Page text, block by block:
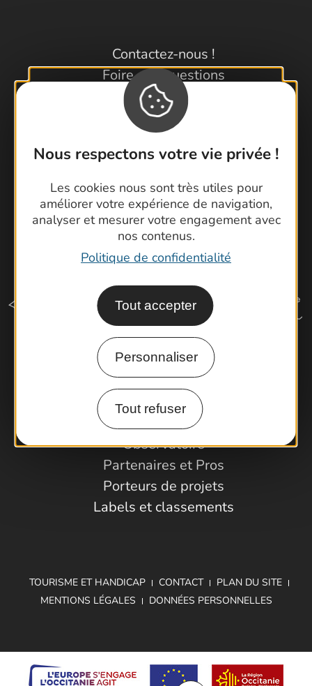
Nous respectons votre vie privée !
Les cookies nous sont très utiles pour
améliorer votre expérience de navigation,
analyser et mesurer votre engagement avec
nos contenus.
Politique de confidentialité
Tout accepter
Personnaliser
Tout refuser
Contactez-nous !
Foire aux questions
Brochures
Cartoguides et Topoguides
Latitude Gard
Espace Pro
Observatoire
Partenaires et Pros
Porteurs de projets
Labels et classements
TOURISME ET HANDICAP CONTACT
PLAN DU SITE
MENTIONS LÉGALES
DONNÉES PERSONNELLES